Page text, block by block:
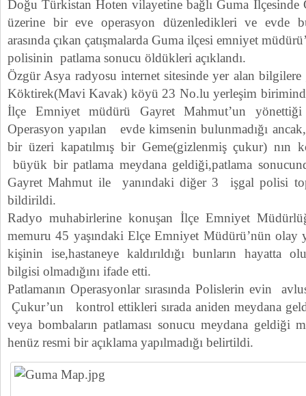
Doğu Türkistan Hoten vilayetine bağlı Guma
üzerine bir eve operasyon düzenledikleri ve evde
arasında çıkan çatışmalarda Guma ilçesi emniyet
polisinin patlama sonucu öldükleri açıklandı.
Özgür Asya radyosu internet sitesinde yer alan bilgilere
Köktirek(Mavi Kavak) köyü 23 No.lu yerleşim
İlçe Emniyet müdürü Gayret Mahmut’un yönettiği
Operasyon yapılan evde kimsenin bulunmadığı
bir üzeri kapatılmış bir Geme(gizlenmiş çukur) nın
büyük bir patlama meydana geldiği,patlama
Gayret Mahmut ile yanındaki diğer 3 işgal polisi
bildirildi.
Radyo muhabirlerine konuşan İlçe Emniyet
memuru 45 yaşındaki Elçe Emniyet Müdürü’nün olay
kişinin ise,hastaneye kaldırıldığı bunların hayatta
bilgisi olmadığını ifade etti.
Patlamanın Operasyonlar sırasında Polislerin evin
Çukur’un kontrol ettikleri sırada aniden meydana
veya bombaların patlaması sonucu meydana geldiği
henüz resmi bir açıklama yapılmadığı belirtildi.